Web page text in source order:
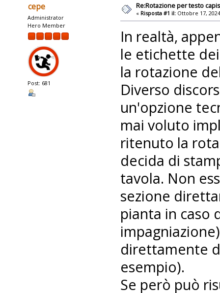
cepe
Administrator
Hero Member
Post: 681
Re:Rotazione per testo
« Risposta #1 il: Ottobre 17,
In realtà,
le etichette
la rotazione
Diverso
un'opzione
mai voluto
ritenuto la
decida di
tavola. Non
sezione
pianta in caso
direttamente
esempio).
Se però può